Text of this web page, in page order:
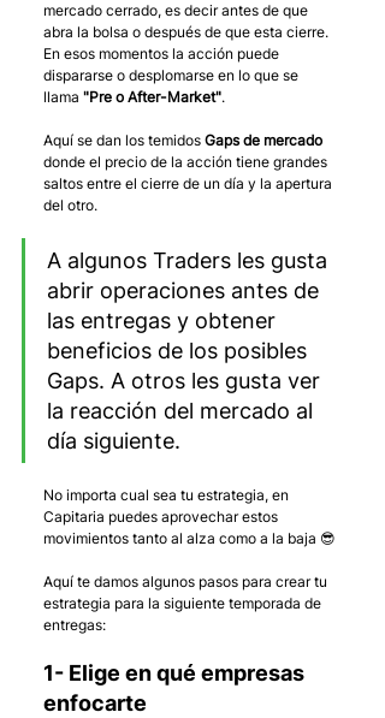
mercado cerrado, es decir antes de que
abra la bolsa o después de que esta cierre.
En esos momentos la acción puede
dispararse o desplomarse en lo que se
llama "Pre o After-Market".
Aquí se dan los temidos Gaps de mercado
donde el precio de la acción tiene grandes
saltos entre el cierre de un día y la apertura
del otro.
A algunos Traders les gusta
abrir operaciones antes de
las entregas y obtener
beneficios de los posibles
Gaps. A otros les gusta ver
la reacción del mercado al
día siguiente.
No importa cual sea tu estrategia, en
Capitaria puedes aprovechar estos
movimientos tanto al alza como a la baja 😎
Aquí te damos algunos pasos para crear tu
estrategia para la siguiente temporada de
entregas:
1- Elige en qué empresas
enfocarte